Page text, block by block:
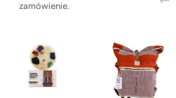
zamówienie.